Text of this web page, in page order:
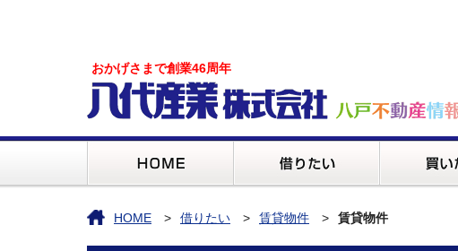
おかげさまで創業46周年
HOME 借りたい 賃貸物件 賃貸物件